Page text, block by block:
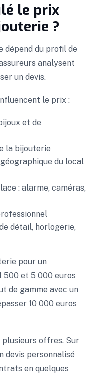
le prix
?
dépend du profil de
analysent
un devis.
le prix :
et de
la bijouterie
du local
: alarme, caméras,
détail, horlogerie,
pour un
500 et 5 000 euros
de gamme avec un
10 000 euros
plusieurs offres. Sur
devis personnalisé
en quelques